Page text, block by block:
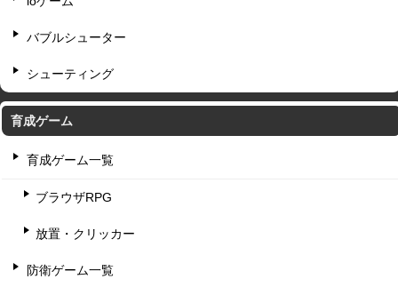
バブルシューター
シューティング
育成ゲーム
育成ゲーム一覧
ブラウザRPG
放置・クリッカー
防衛ゲーム一覧